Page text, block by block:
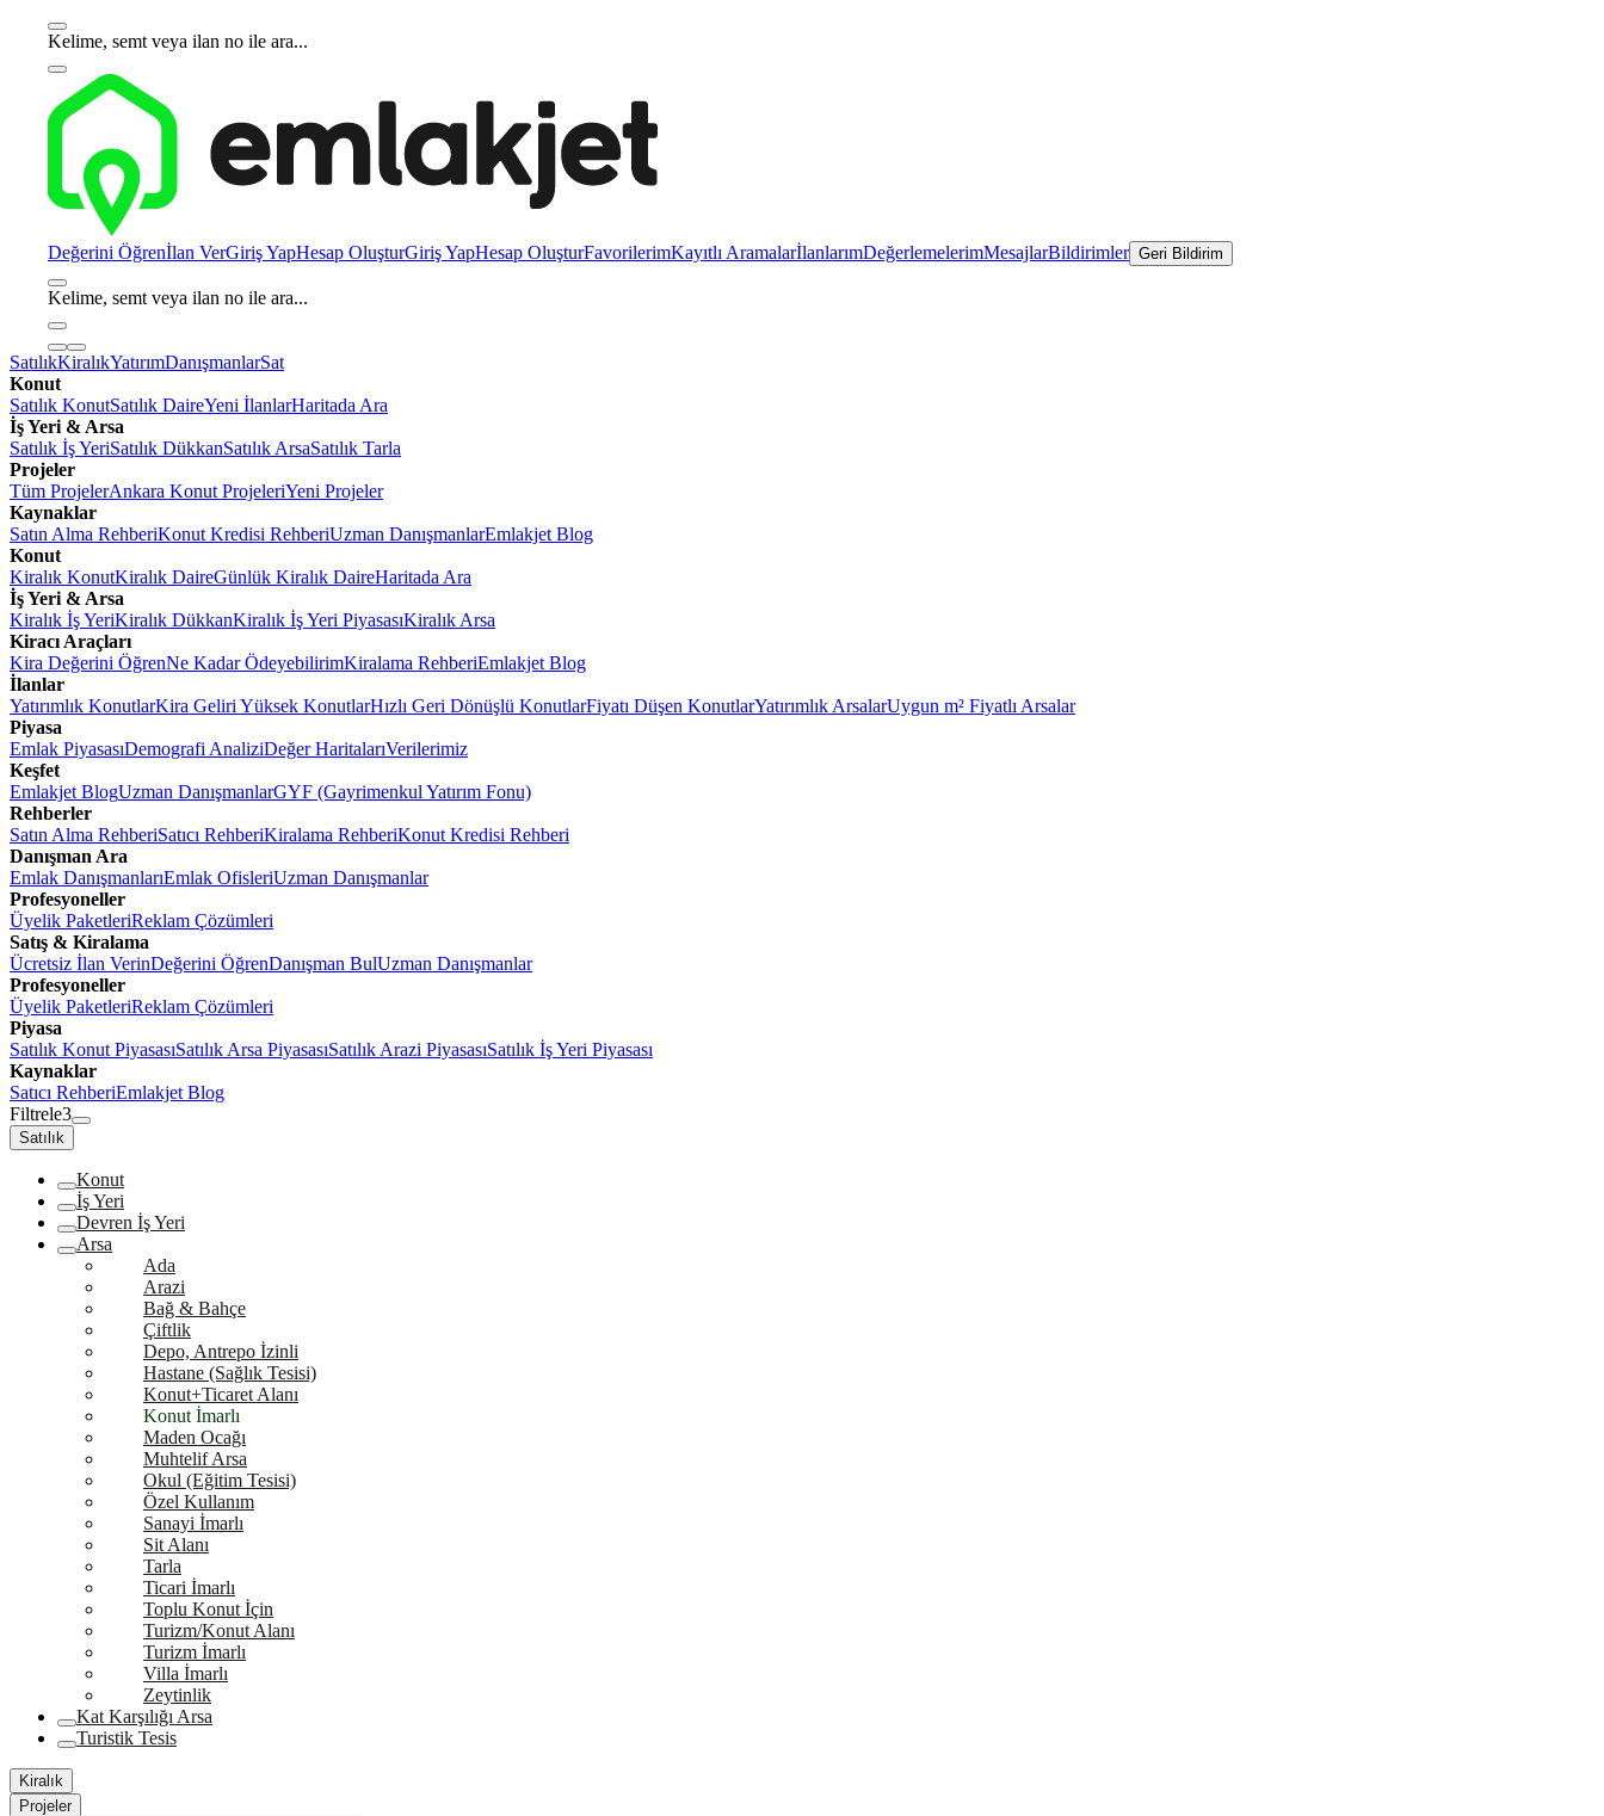
Kelime, semt veya ilan no ile ara...
Değerini Öğrenİlan VerGiriş YapHesap OluşturGiriş YapHesap OluşturFavorilerimKayıtlı AramalarİlanlarımDeğerlemelerimMesajlarBildirimler Geri Bildirim
Kelime, semt veya ilan no ile ara...
SatılıkKiralıkYatırımDanışmanlarSat
Konut
Satılık KonutSatılık DaireYeni İlanlarHaritada Ara
İş Yeri & Arsa
Satılık İş YeriSatılık DükkanSatılık ArsaSatılık Tarla
Projeler
Tüm ProjelerAnkara Konut ProjeleriYeni Projeler
Kaynaklar
Satın Alma RehberiKonut Kredisi RehberiUzman DanışmanlarEmlakjet Blog
Konut
Kiralık KonutKiralık DaireGünlük Kiralık DaireHaritada Ara
İş Yeri & Arsa
Kiralık İş YeriKiralık DükkanKiralık İş Yeri PiyasasıKiralık Arsa
Kiracı Araçları
Kira Değerini ÖğrenNe Kadar ÖdeyebilirimKiralama RehberiEmlakjet Blog
İlanlar
Yatırımlık KonutlarKira Geliri Yüksek KonutlarHızlı Geri Dönüşlü KonutlarFiyatı Düşen KonutlarYatırımlık ArsalarUygun m² Fiyatlı Arsalar
Piyasa
Emlak PiyasasıDemografi AnaliziDeğer HaritalarıVerilerimiz
Keşfet
Emlakjet BlogUzman DanışmanlarGYF (Gayrimenkul Yatırım Fonu)
Rehberler
Satın Alma RehberiSatıcı RehberiKiralama RehberiKonut Kredisi Rehberi
Danışman Ara
Emlak DanışmanlarıEmlak OfisleriUzman Danışmanlar
Profesyoneller
Üyelik PaketleriReklam Çözümleri
Satış & Kiralama
Ücretsiz İlan VerinDeğerini ÖğrenDanışman BulUzman Danışmanlar
Profesyoneller
Üyelik PaketleriReklam Çözümleri
Piyasa
Satılık Konut PiyasasıSatılık Arsa PiyasasıSatılık Arazi PiyasasıSatılık İş Yeri Piyasası
Kaynaklar
Satıcı RehberiEmlakjet Blog
Filtrele3
Satılık
Konut
İş Yeri
Devren İş Yeri
Arsa
Ada
Arazi
Bağ & Bahçe
Çiftlik
Depo, Antrepo İzinli
Hastane (Sağlık Tesisi)
Konut+Ticaret Alanı
Konut İmarlı
Maden Ocağı
Muhtelif Arsa
Okul (Eğitim Tesisi)
Özel Kullanım
Sanayi İmarlı
Sit Alanı
Tarla
Ticari İmarlı
Toplu Konut İçin
Turizm/Konut Alanı
Turizm İmarlı
Villa İmarlı
Zeytinlik
Kat Karşılığı Arsa
Turistik Tesis
Kiralık
Projeler